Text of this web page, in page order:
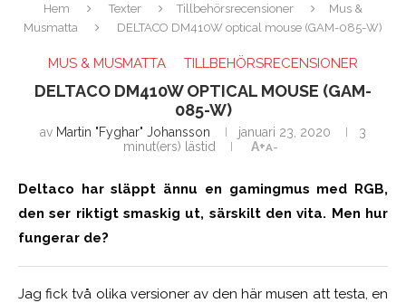
Hem Texter Tillbehörsrecensioner
Mus &
Musmatta
DELTACO DM410W optical mouse (GAM-085-W)
MUS & MUSMATTA TILLBEHÖRSRECENSIONER
DELTACO DM410W OPTICAL MOUSE (GAM-
085-W)
av Martin "Fyghar" Johansson januari 23, 2020
3
minut(ers) lästid
A+A-
Deltaco har släppt ännu en gamingmus med RGB,
den ser riktigt smaskig ut, särskilt den vita. Men hur
fungerar de?
Jag fick två olika versioner av den här musen att testa, en